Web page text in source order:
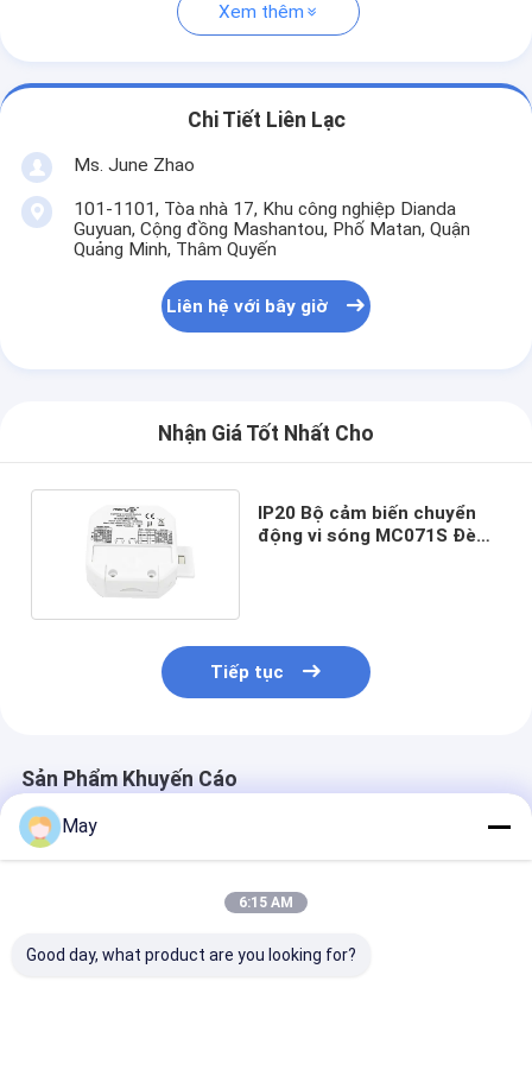
Xem thêm
Chi Tiết Liên Lạc
Ms. June Zhao
101-1101, Tòa nhà 17, Khu công nghiệp Dianda
Guyuan, Cộng đồng Mashantou, Phố Matan, Quận
Quảng Minh, Thâm Quyến
Liên hệ với bây giờ
Nhận Giá Tốt Nhất Cho
IP20 Bộ cảm biến chuyển
động vi sóng MC071S Đèn
Tiếp tục
Sản Phẩm Khuyến Cáo
May
6:15 AM
Good day, what product are you looking for?